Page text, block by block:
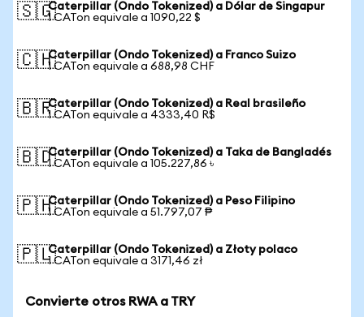
🇸🇬Caterpillar (Ondo Tokenized) a Dólar de Singapur
1 CATon equivale a 1090,22 $
🇨🇭Caterpillar (Ondo Tokenized) a Franco Suizo
1 CATon equivale a 688,98 CHF
🇧🇷Caterpillar (Ondo Tokenized) a Real brasileño
1 CATon equivale a 4333,40 R$
🇧🇩Caterpillar (Ondo Tokenized) a Taka de Bangladés
1 CATon equivale a 105.227,86 ৳
🇵🇭Caterpillar (Ondo Tokenized) a Peso Filipino
1 CATon equivale a 51.797,07 ₱
🇵🇱Caterpillar (Ondo Tokenized) a Złoty polaco
1 CATon equivale a 3171,46 zł
Convierte otros RWA a TRY